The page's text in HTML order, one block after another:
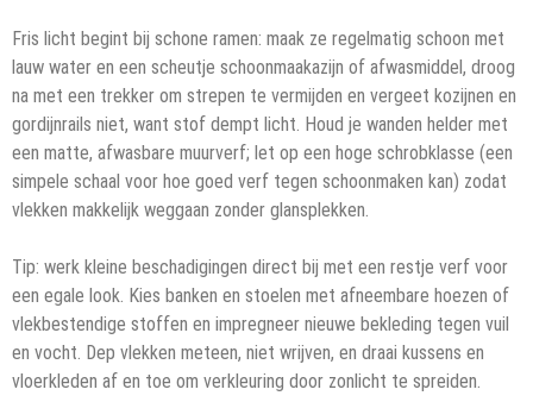
Fris licht begint bij schone ramen: maak ze regelmatig schoon met
lauw water en een scheutje schoonmaakazijn of afwasmiddel, droog
na met een trekker om strepen te vermijden en vergeet kozijnen en
gordijnrails niet, want stof dempt licht. Houd je wanden helder met
een matte, afwasbare muurverf; let op een hoge schrobklasse (een
simpele schaal voor hoe goed verf tegen schoonmaken kan) zodat
vlekken makkelijk weggaan zonder glansplekken.
Tip: werk kleine beschadigingen direct bij met een restje verf voor
een egale look. Kies banken en stoelen met afneembare hoezen of
vlekbestendige stoffen en impregneer nieuwe bekleding tegen vuil
en vocht. Dep vlekken meteen, niet wrijven, en draai kussens en
vloerkleden af en toe om verkleuring door zonlicht te spreiden.